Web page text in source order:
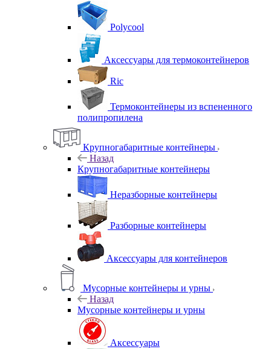
Polycool
Аксессуары для термоконтейнеров
Ric
Термоконтейнеры из вспененного
полипропилена
Крупногабаритные контейнеры
Назад
Крупногабаритные контейнеры
Неразборные контейнеры
Разборные контейнеры
Аксессуары для контейнеров
Мусорные контейнеры и урны
Назад
Мусорные контейнеры и урны
Аксессуары